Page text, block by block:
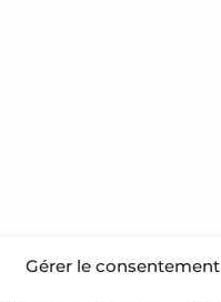
Gérer le consentement
18